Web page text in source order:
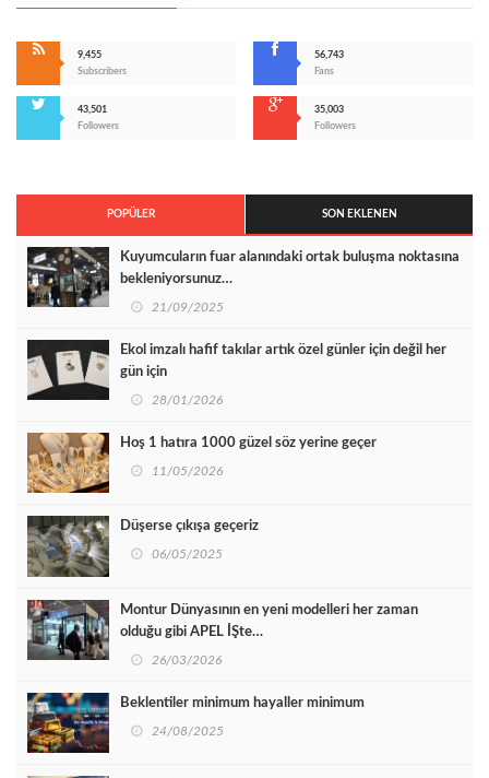
9,455
Subscribers
56,743
Fans
43,501
Followers
35,003
Followers
POPÜLER SON EKLENEN
Kuyumcuların fuar alanındaki ortak buluşma noktasına
bekleniyorsunuz…
21/09/2025
Ekol imzalı hafif takılar artık özel günler için değil her
gün için
28/01/2026
Hoş 1 hatıra 1000 güzel söz yerine geçer
11/05/2026
Düşerse çıkışa geçeriz
06/05/2025
Montur Dünyasının en yeni modelleri her zaman
olduğu gibi APEL İŞte…
26/03/2026
Beklentiler minimum hayaller minimum
24/08/2025